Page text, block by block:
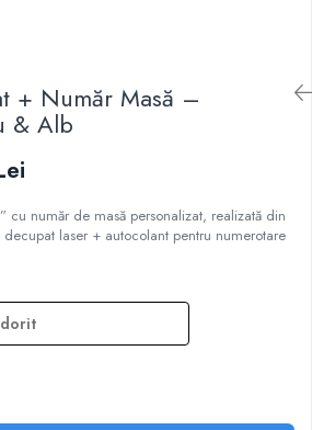
+ Număr Masă –
& Alb
cu număr de masă personalizat, realizată din
laser + autocolant pentru numerotare